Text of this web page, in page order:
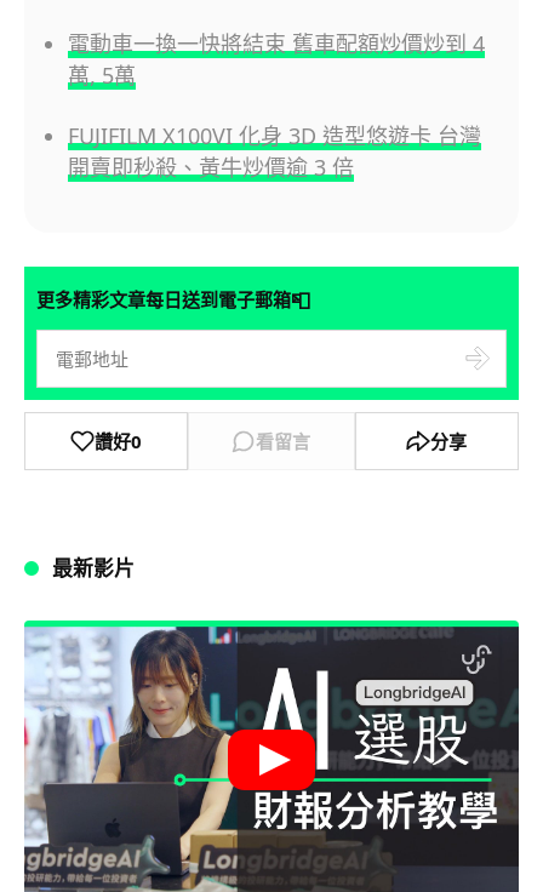
電動車一換一快將結束 舊車配額炒價炒到 4
萬, 5萬
FUJIFILM X100VI 化身 3D 造型悠遊卡 台灣
開賣即秒殺、黃牛炒價逾 3 倍
更多精彩文章每日送到電子郵箱📮
讚好0 看留言 分享
最新影片